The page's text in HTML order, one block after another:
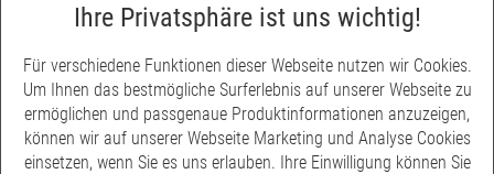
Ihre Privatsphäre ist uns wichtig!
Für verschiedene Funktionen dieser Webseite nutzen wir Cookies.
Um Ihnen das bestmögliche Surferlebnis auf unserer Webseite zu
ermöglichen und passgenaue Produktinformationen anzuzeigen,
können wir auf unserer Webseite Marketing und Analyse Cookies
einsetzen, wenn Sie es uns erlauben. Ihre Einwilligung können Sie